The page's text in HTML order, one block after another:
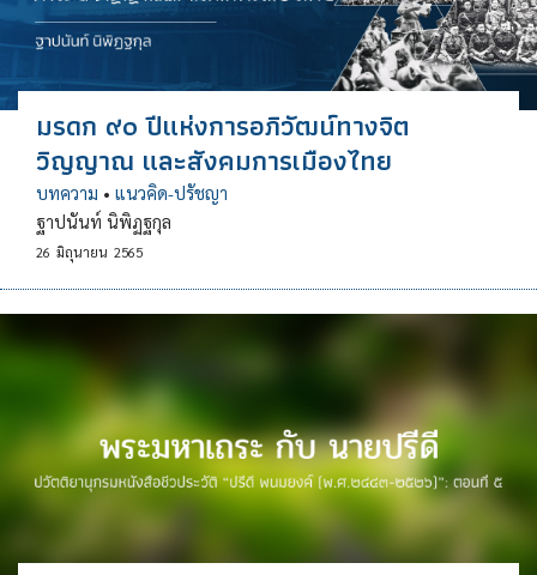
มรดก ๙๐ ปีแห่งการอภิวัฒน์ทางจิต
วิญญาณ และสังคมการเมืองไทย
บทความ • แนวคิด-ปรัชญา
ฐาปนันท์ นิพิฏฐกุล
26 มิถุนายน 2565